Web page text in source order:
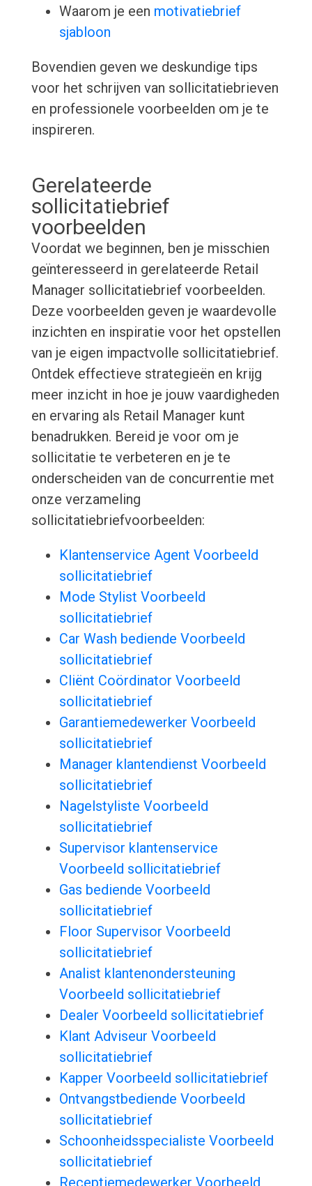
Waarom je een motivatiebrief
sjabloon
Bovendien geven we deskundige tips
voor het schrijven van sollicitatiebrieven
en professionele voorbeelden om je te
inspireren.
Gerelateerde
sollicitatiebrief
voorbeelden
Voordat we beginnen, ben je misschien
geïnteresseerd in gerelateerde Retail
Manager sollicitatiebrief voorbeelden.
Deze voorbeelden geven je waardevolle
inzichten en inspiratie voor het opstellen
van je eigen impactvolle sollicitatiebrief.
Ontdek effectieve strategieën en krijg
meer inzicht in hoe je jouw vaardigheden
en ervaring als Retail Manager kunt
benadrukken. Bereid je voor om je
sollicitatie te verbeteren en je te
onderscheiden van de concurrentie met
onze verzameling
sollicitatiebriefvoorbeelden:
Klantenservice Agent Voorbeeld
sollicitatiebrief
Mode Stylist Voorbeeld
sollicitatiebrief
Car Wash bediende Voorbeeld
sollicitatiebrief
Cliënt Coördinator Voorbeeld
sollicitatiebrief
Garantiemedewerker Voorbeeld
sollicitatiebrief
Manager klantendienst Voorbeeld
sollicitatiebrief
Nagelstyliste Voorbeeld
sollicitatiebrief
Supervisor klantenservice
Voorbeeld sollicitatiebrief
Gas bediende Voorbeeld
sollicitatiebrief
Floor Supervisor Voorbeeld
sollicitatiebrief
Analist klantenondersteuning
Voorbeeld sollicitatiebrief
Dealer Voorbeeld sollicitatiebrief
Klant Adviseur Voorbeeld
sollicitatiebrief
Kapper Voorbeeld sollicitatiebrief
Ontvangstbediende Voorbeeld
sollicitatiebrief
Schoonheidsspecialiste Voorbeeld
sollicitatiebrief
Receptiemedewerker Voorbeeld